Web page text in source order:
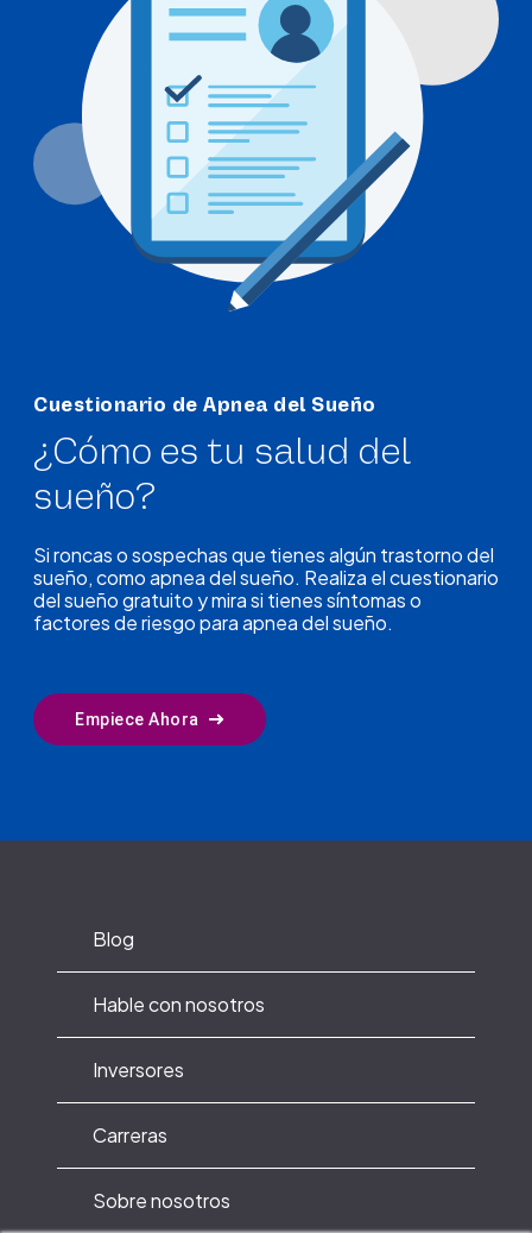
Cuestionario de Apnea del Sueño
¿Cómo es tu salud del
sueño?
Si roncas o sospechas que tienes algún trastorno del
sueño, como apnea del sueño. Realiza el cuestionario
del sueño gratuito y mira si tienes síntomas o
factores de riesgo para apnea del sueño.
Empiece Ahora
Sobre nosotros
Carreras
Inversores
Hable con nosotros
Blog